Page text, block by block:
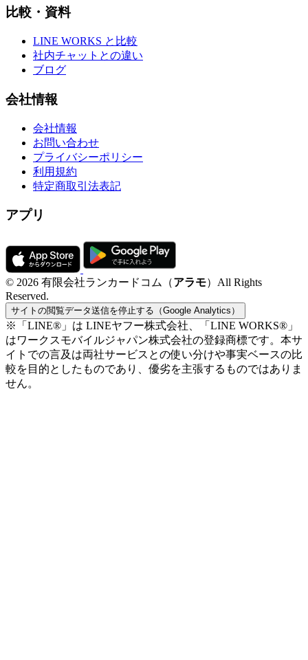
比較・資料
LINE WORKS と比較
社内チャットとの違い
ブログ
会社情報
会社情報
お問い合わせ
プライバシーポリシー
利用規約
特定商取引法表記
アプリ
© 2026 有限会社ランカードコム（アラモ）All Rights
Reserved.
サイトの閲覧データ送信を停止する（Google Analytics）
※「LINE®」は LINEヤフー株式会社、「LINE WORKS®」
はワークスモバイルジャパン株式会社の登録商標です。本サ
イトでの言及は両社サービスとの使い分けや事実ベースの比
較を目的としたものであり、優劣を主張するものではありま
せん。